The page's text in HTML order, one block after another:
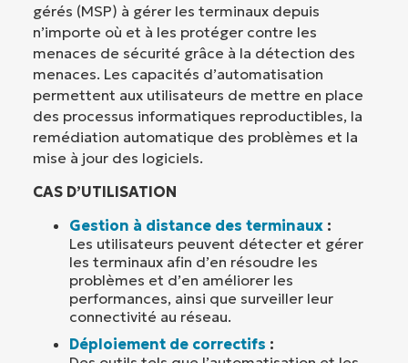
gérés (MSP) à gérer les terminaux depuis
n’importe où et à les protéger contre les
menaces de sécurité grâce à la détection des
menaces. Les capacités d’automatisation
permettent aux utilisateurs de mettre en place
des processus informatiques reproductibles, la
remédiation automatique des problèmes et la
mise à jour des logiciels.
CAS D’UTILISATION
Gestion à distance des terminaux :
Les utilisateurs peuvent détecter et gérer
les terminaux afin d’en résoudre les
problèmes et d’en améliorer les
performances, ainsi que surveiller leur
connectivité au réseau.
Déploiement de correctifs :